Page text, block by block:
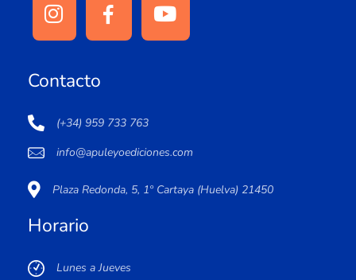
Contacto
(+34) 959 733 763
info@apuleyoediciones.com
Plaza Redonda, 5, 1º Cartaya (Huelva) 21450
Horario
Lunes a Jueves